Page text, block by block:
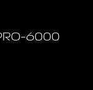
6000